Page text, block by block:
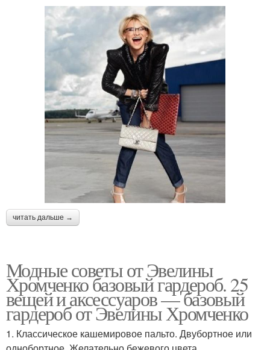
читать дальше →
Модные советы от Эвелины
Хромченко базовый гардероб. 25
вещей и аксессуаров — базовый
гардероб от Эвелины Хромченко
1. Классическое кашемировое пальто. Двубортное или